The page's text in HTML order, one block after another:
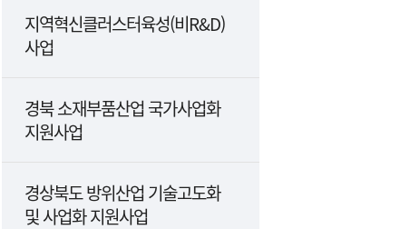
지역혁신클러스터육성(비R&D)
사업
경북 소재부품산업 국가사업화
지원사업
경상북도 방위산업 기술고도화
및 사업화 지원사업